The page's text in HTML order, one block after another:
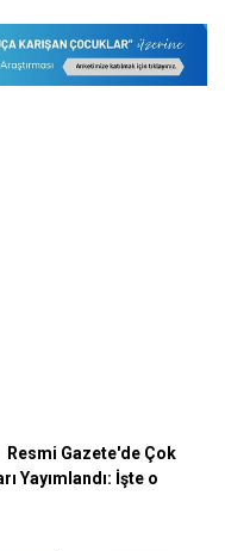
Resmi Gazete'de Çok
Yayımlandı: İşte o